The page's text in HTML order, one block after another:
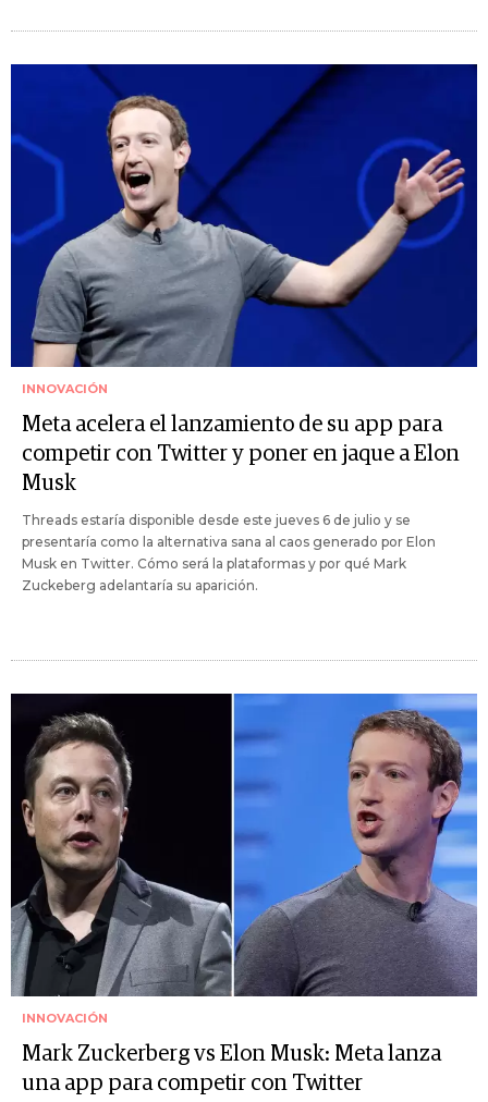
INNOVACIÓN
Meta acelera el lanzamiento de su app para
competir con Twitter y poner en jaque a Elon
Musk
Threads estaría disponible desde este jueves 6 de julio y se
presentaría como la alternativa sana al caos generado por Elon
Musk en Twitter. Cómo será la plataformas y por qué Mark
Zuckeberg adelantaría su aparición.
INNOVACIÓN
Mark Zuckerberg vs Elon Musk: Meta lanza
una app para competir con Twitter